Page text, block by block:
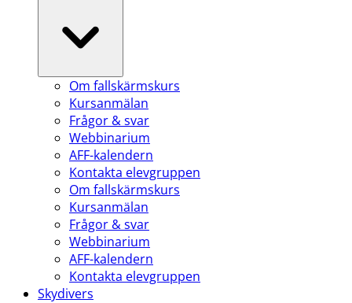
Om fallskärmskurs
Kursanmälan
Frågor & svar
Webbinarium
AFF-kalendern
Kontakta elevgruppen
Om fallskärmskurs
Kursanmälan
Frågor & svar
Webbinarium
AFF-kalendern
Kontakta elevgruppen
Skydivers